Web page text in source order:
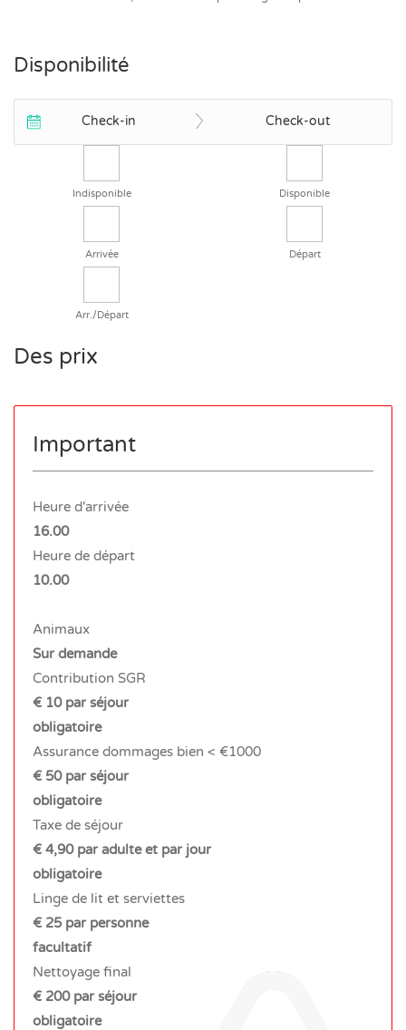
Disponibilité
Check-in Check-out
Indisponible Disponible
Arrivée Départ
Arr./Départ
Des prix
Important
Heure d'arrivée
16.00
Heure de départ
10.00
Animaux
Sur demande
Contribution SGR
€ 10 par séjour
obligatoire
Assurance dommages bien < €1000
€ 50 par séjour
obligatoire
Taxe de séjour
€ 4,90 par adulte et par jour
obligatoire
Linge de lit et serviettes
€ 25 par personne
facultatif
Nettoyage final
€ 200 par séjour
obligatoire